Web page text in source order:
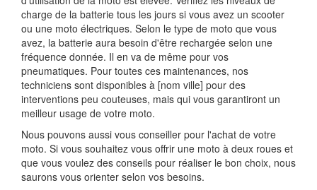
charge de la batterie tous les jours si vous avez un scooter
ou une moto électriques. Selon le type de moto que vous
avez, la batterie aura besoin d'être rechargée selon une
fréquence donnée. Il en va de même pour vos
pneumatiques. Pour toutes ces maintenances, nos
techniciens sont disponibles à [nom ville] pour des
interventions peu couteuses, mais qui vous garantiront un
meilleur usage de votre moto.
Nous pouvons aussi vous conseiller pour l'achat de votre
moto. Si vous souhaitez vous offrir une moto à deux roues et
que vous voulez des conseils pour réaliser le bon choix, nous
saurons vous orienter selon vos besoins.